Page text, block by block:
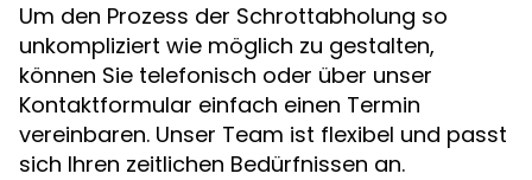
Um den Prozess der Schrottabholung so
unkompliziert wie möglich zu gestalten,
können Sie telefonisch oder über unser
Kontaktformular einfach einen Termin
vereinbaren. Unser Team ist flexibel und passt
sich Ihren zeitlichen Bedürfnissen an.